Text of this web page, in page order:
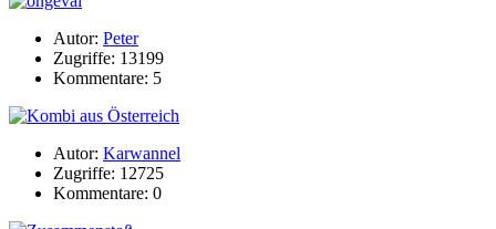
Autor: Peter
Zugriffe: 13199
Kommentare: 5
Autor: Karwannel
Zugriffe: 12725
Kommentare: 0